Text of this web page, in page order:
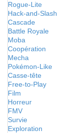
Rogue-Lite
Hack-and-Slash
Cascade
Battle Royale
Moba
Coopération
Mecha
Pokémon-Like
Casse-tête
Free-to-Play
Film
Horreur
FMV
Survie
Exploration